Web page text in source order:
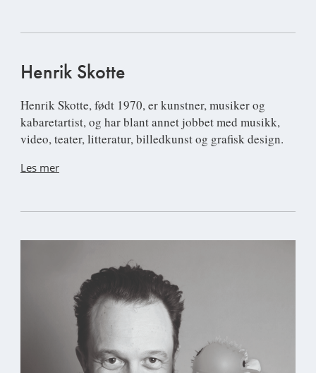
Henrik Skotte
Henrik Skotte, født 1970, er kunstner, musiker og
kabaretartist, og har blant annet jobbet med musikk,
video, teater, litteratur, billedkunst og grafisk design.
Les mer